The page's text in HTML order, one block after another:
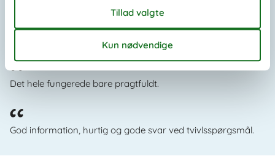
Syntes, at hjemmesiden er meget nem og overskuelig at
Det hele fungerede bare pragtfuldt.
God information, hurtig og gode svar ved tvivlsspørgsmål.